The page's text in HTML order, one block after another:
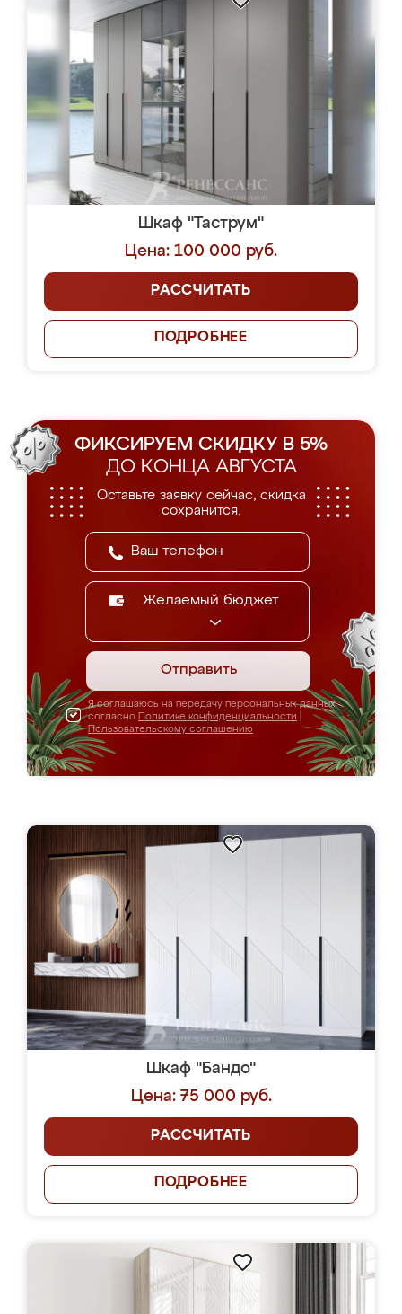
Шкаф "Таструм"
Цена: 100 000 руб.
РАССЧИТАТЬ
ПОДРОБНЕЕ
ФИКСИРУЕМ СКИДКУ В 5%
ДО КОНЦА АВГУСТА
Оставьте заявку сейчас, скидка
сохранится.
Желаемый бюджет
Отправить
Я соглашаюсь на передачу персональных данных
согласно Политике конфиденциальности
Пользовательскому соглашению
Шкаф "Бандо"
Цена: 75 000 руб.
РАССЧИТАТЬ
ПОДРОБНЕЕ